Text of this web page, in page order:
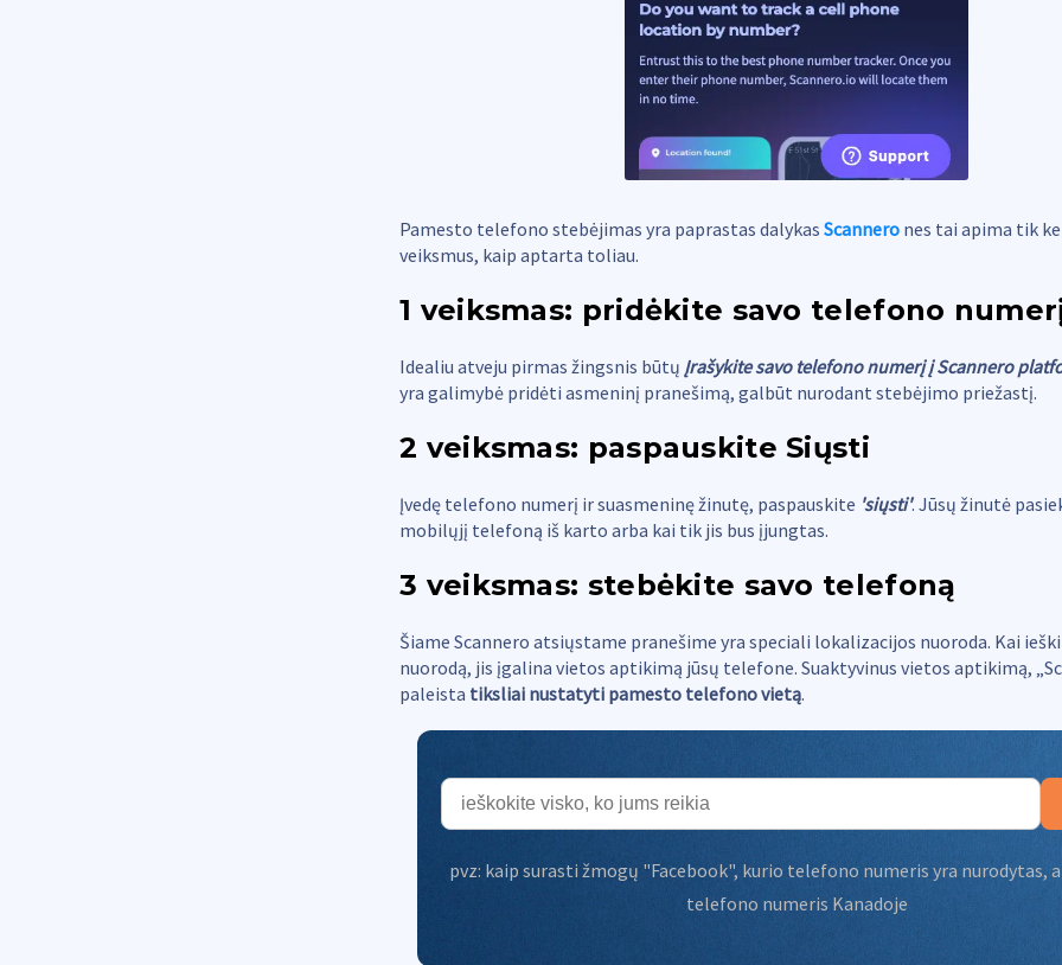
Pamesto telefono stebėjimas yra paprastas dalykas Scannero nes tai apima tik
veiksmus, kaip aptarta toliau.
1 veiksmas: pridėkite savo telefono
Idealiu atveju pirmas žingsnis būtų Įrašykite savo telefono numerį į Scannero
yra galimybė pridėti asmeninį pranešimą, galbūt nurodant stebėjimo priežastį.
2 veiksmas: paspauskite Siųsti
Įvedę telefono numerį ir suasmeninę žinutę, paspauskite 'siųsti'. Jūsų žinutė
mobilųjį telefoną iš karto arba kai tik jis bus įjungtas.
3 veiksmas: stebėkite savo telefoną
Šiame Scannero atsiųstame pranešime yra speciali lokalizacijos nuoroda. Kai
nuorodą, jis įgalina vietos aptikimą jūsų telefone. Suaktyvinus vietos aptikimą,
paleista tiksliai nustatyti pamesto telefono vietą.
pvz: kaip surasti žmogų "Facebook", kurio telefono numeris yra nurodytas,
telefono numeris Kanadoje